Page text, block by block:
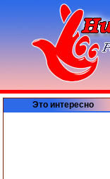
Это интересно